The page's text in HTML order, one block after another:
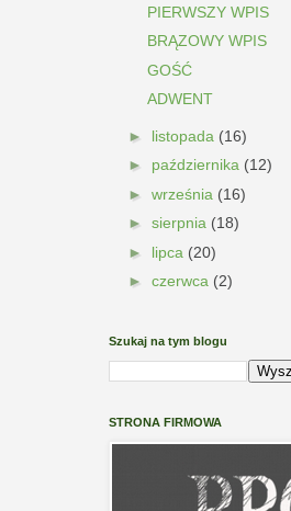
PIERWSZY WPIS
BRĄZOWY WPIS
GOŚĆ
ADWENT
► listopada (16)
► października (12)
► września (16)
► sierpnia (18)
► lipca (20)
► czerwca (2)
Szukaj na tym blogu
STRONA FIRMOWA